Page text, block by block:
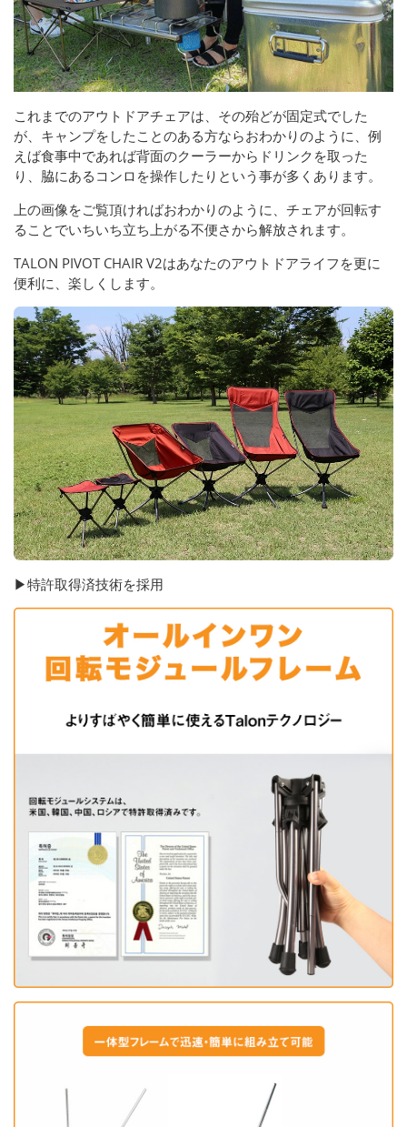
これまでのアウトドアチェアは、その殆どが固定式でした
が、キャンプをしたことのある方ならおわかりのように、例
えば食事中であれば背面のクーラーからドリンクを取った
り、脇にあるコンロを操作したりという事が多くあります。
上の画像をご覧頂ければおわかりのように、チェアが回転す
ることでいちいち立ち上がる不便さから解放されます。
TALON PIVOT CHAIR V2はあなたのアウトドアライフを更に
便利に、楽しくします。
▶特許取得済技術を採用